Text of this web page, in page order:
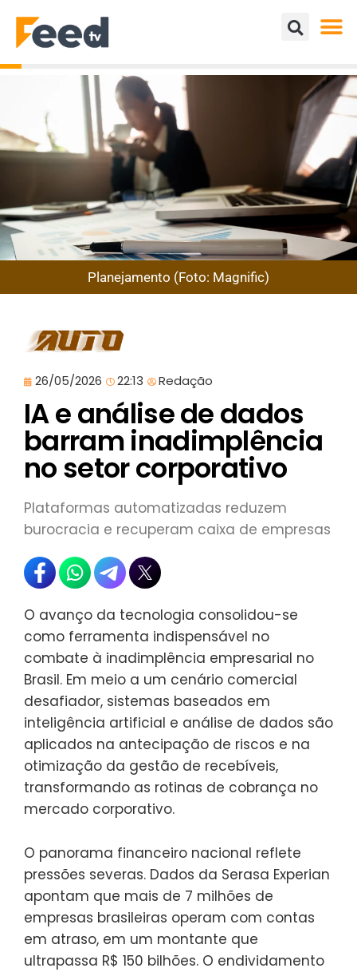
Planejamento (Foto: Magnific)
26/05/2026 22:13 Redação
IA e análise de dados
barram inadimplência
no setor corporativo
Plataformas automatizadas reduzem
burocracia e recuperam caixa de empresas
O avanço da tecnologia consolidou-se
como ferramenta indispensável no
combate à inadimplência empresarial no
Brasil. Em meio a um cenário comercial
desafiador, sistemas baseados em
inteligência artificial e análise de dados são
aplicados na antecipação de riscos e na
otimização da gestão de recebíveis,
transformando as rotinas de cobrança no
mercado corporativo.
O panorama financeiro nacional reflete
pressões severas. Dados da Serasa Experian
apontam que mais de 7 milhões de
empresas brasileiras operam com contas
em atraso, em um montante que
ultrapassa R$ 150 bilhões. O endividamento